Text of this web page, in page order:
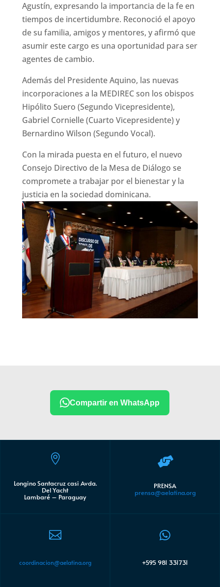
Agustín, expresando la importancia de la fe en
tiempos de incertidumbre. Reconoció el apoyo
de su familia, amigos y mentores, y afirmó que
asumir este cargo es una oportunidad para ser
agentes de cambio.
Además del Presidente Aquino, las nuevas
incorporaciones a la MEDIREC son los obispos
Hipólito Suero (Segundo Vicepresidente),
Gabriel Cornielle (Cuarto Vicepresidente) y
Bernardino Wilson (Segundo Vocal).
Con la mirada puesta en el futuro, el nuevo
Consejo Directivo de la Mesa de Diálogo se
compromete a trabajar por el bienestar y la
justicia en la sociedad dominicana.
Compartir en WhatsApp

Longino Santacruz casi Avda.
Del Yacht
Lambaré – Paraguay

coordinacion@aelatina.org

PRENSA
prensa@aelatina.org

+595 981 331731